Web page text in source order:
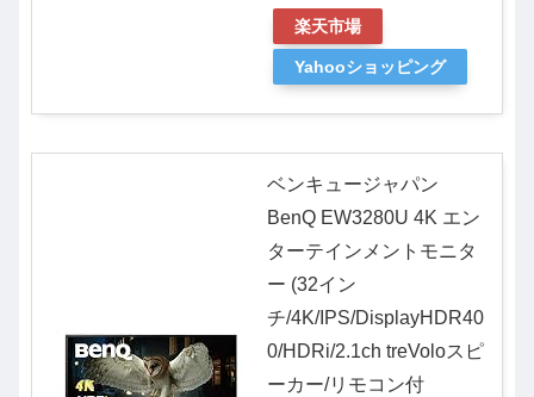
楽天市場
Yahooショッピング
ベンキュージャパン
BenQ EW3280U 4K エン
ターテインメントモニタ
ー (32イン
チ/4K/IPS/DisplayHDR40
0/HDRi/2.1ch treVoloスピ
ーカー/リモコン付